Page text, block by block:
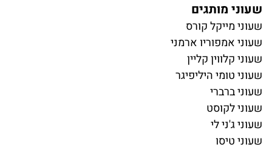
שעוני מותגים
שעוני מייקל קורס
שעוני אמפוריו ארמני
שעוני קלווין קליין
שעוני טומי היליפיגר
שעוני ברברי
שעוני לקוסט
שעוני ג'ני לי
שעוני טיסו